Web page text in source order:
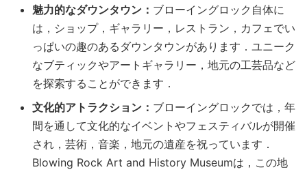
魅力的なダウンタウン： ブローイングロック自体に
は，ショップ，ギャラリー，レストラン，カフェでい
っぱいの趣のあるダウンタウンがあります．ユニーク
なブティックやアートギャラリー，地元の工芸品など
を探索することができます．
文化的アトラクション： ブローイングロックでは，年
間を通して文化的なイベントやフェスティバルが開催
され，芸術，音楽，地元の遺産を祝っています．
Blowing Rock Art and History Museumは，この地